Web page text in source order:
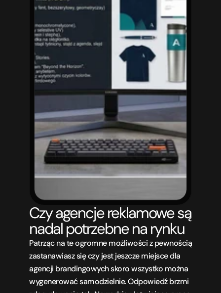
Czy agencje reklamowe są
nadal potrzebne na rynku
Patrząc na te ogromne możliwości z pewnością
zastanawiasz się czy jest jeszcze miejsce dla
agencji brandingowych skoro wszystko można
wygenerować samodzielnie. Odpowiedź brzmi